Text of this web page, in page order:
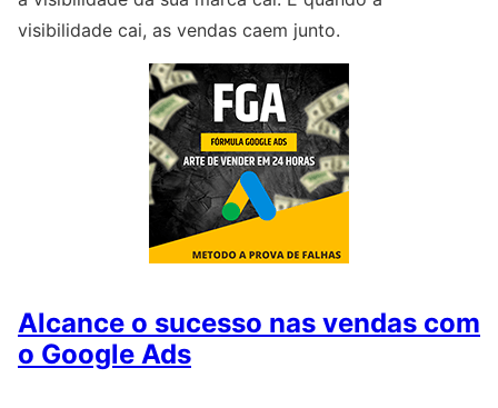
visibilidade cai, as vendas caem junto.
Alcance o sucesso nas vendas com
o Google Ads